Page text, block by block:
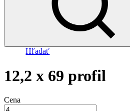
Hľadať
12,2 x 69 profil
Cena